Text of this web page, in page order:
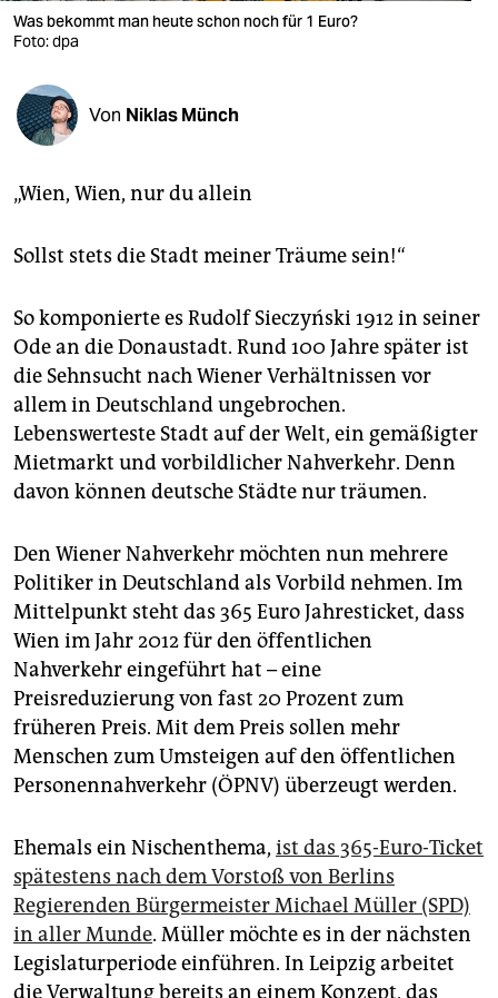
veranstaltungen
shop
fragen & hilfe
genossenschaft
epaper login
Was bekommt man heute schon noch für 1 Euro?
Foto: dpa
Von Niklas Münch
„Wien, Wien, nur du allein
Sollst stets die Stadt meiner Träume sein!“
So komponierte es Rudolf Sie­czyński 1912 in seiner
Ode an die Donaustadt. Rund 100 Jahre später ist
die Sehnsucht nach Wiener Verhältnissen vor
allem in Deutschland ungebrochen.
Lebenswerteste Stadt auf der Welt, ein gemäßigter
Mietmarkt und vorbildlicher Nahverkehr. Denn
davon können deutsche Städte nur träumen.
Den Wiener Nahverkehr möchten nun mehrere
Politiker in Deutschland als Vorbild nehmen. Im
Mittelpunkt steht das 365 Euro Jahresticket, dass
Wien im Jahr 2012 für den öffentlichen
Nahverkehr eingeführt hat – eine
Preisreduzierung von fast 20 Prozent zum
früheren Preis. Mit dem Preis sollen mehr
Menschen zum Umsteigen auf den öffentlichen
Personennahverkehr (ÖPNV) überzeugt werden.
Ehemals ein Nischenthema, ist das 365-Euro-Ticket
spätestens nach dem Vorstoß von Berlins
Regierenden Bürgermeister Michael Müller (SPD)
in aller Munde. Müller möchte es in der nächsten
Legislatur­pe­rio­de einführen. In Leipzig arbeitet
die Verwaltung bereits an einem Konzept, das